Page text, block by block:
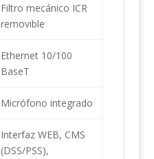
Filtro mecánico ICR
removible
Ethernet 10/100
BaseT
Micrófono integrado
Interfaz WEB, CMS
(DSS/PSS),